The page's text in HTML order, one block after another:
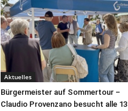
Aktuelles
Bürgermeister auf Sommertour –
Claudio Provenzano besucht alle 13